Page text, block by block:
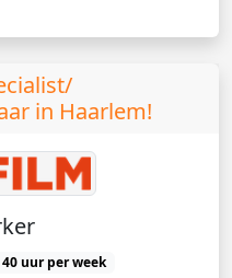
in Haarlem!
40 uur per week